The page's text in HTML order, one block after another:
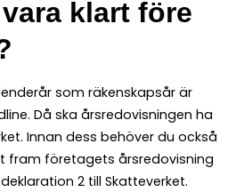
klart före
som räkenskapsår är
Då ska årsredovisningen ha
Innan dess behöver du också
fram företagets årsredovisning
2 till Skatteverket.